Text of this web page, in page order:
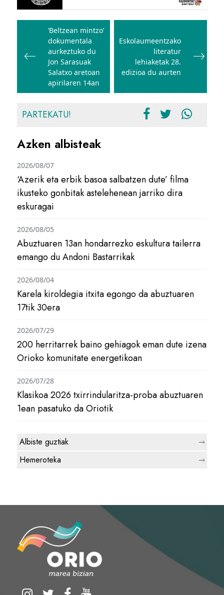
Bidalketetan
zehar
nabigatu
‘Beltzean mintzo’
dokumentala
aurkeztuko du
Jon Sarasuak
Salatxo aretoan
apirilaren 14an
Eskolaumeentzako
literatur
lehiaketak 28.
edizioa du aurten
PARTEKATU!
Azken albisteak
‘Azerik eta erbik basoa salbatzen dute’ filma
ikusteko gonbitak astelehenean jarriko dira
eskuragai
2026/08/07
Abuztuaren 13an hondarrezko eskultura tailerra
emango du Andoni Bastarrikak
2026/08/05
Karela kiroldegia itxita egongo da abuztuaren
17tik 30era
2026/08/04
200 herritarrek baino gehiagok eman dute izena
Orioko komunitate energetikoan
2026/07/29
Klasikoa 2026 txirrindularitza-proba abuztuaren
1ean pasatuko da Oriotik
2026/07/28
Albiste guztiak
Hemeroteka